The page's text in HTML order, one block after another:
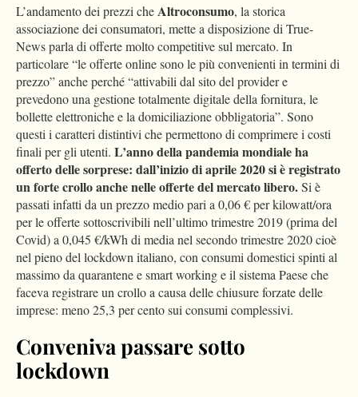
L’andamento dei prezzi che Altroconsumo, la storica
associazione dei consumatori, mette a disposizione di True-
News parla di offerte molto competitive sul mercato. In
particolare “le offerte online sono le più convenienti in termini di
prezzo” anche perché “attivabili dal sito del provider e
prevedono una gestione totalmente digitale della fornitura, le
bollette elettroniche e la domiciliazione obbligatoria”. Sono
questi i caratteri distintivi che permettono di comprimere i costi
finali per gli utenti. L’anno della pandemia mondiale ha
offerto delle sorprese: dall’inizio di aprile 2020 si è registrato
un forte crollo anche nelle offerte del mercato libero.Si è
passati infatti da un prezzo medio pari a 0,06 € per kilowatt/ora
per le offerte sottoscrivibili nell’ultimo trimestre 2019 (prima del
Covid) a 0,045 €/kWh di media nel secondo trimestre 2020 cioè
nel pieno del lockdown italiano, con consumi domestici spinti al
massimo da quarantene e smart working e il sistema Paese che
faceva registrare un crollo a causa delle chiusure forzate delle
imprese: meno 25,3 per cento sui consumi complessivi.
Conveniva passare sotto
lockdown